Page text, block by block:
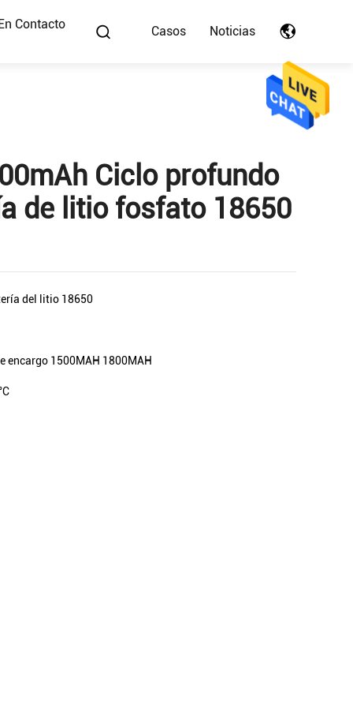
Contacto
Casos Noticias
Ciclo profundo
de litio fosfato 18650
del litio 18650
encargo 1500MAH 1800MAH